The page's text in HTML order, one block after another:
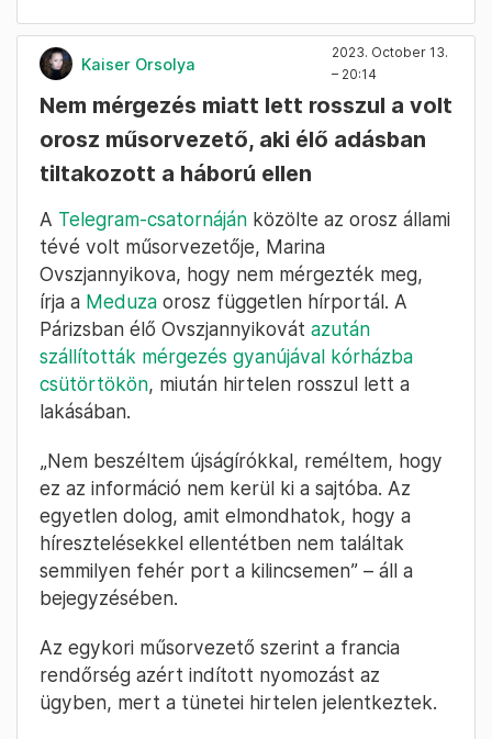
Kaiser Orsolya
2023. October 13.
– 20:14
Nem mérgezés miatt lett rosszul a volt
orosz műsorvezető, aki élő adásban
tiltakozott a háború ellen
A Telegram-csatornáján közölte az orosz állami
tévé volt műsorvezetője, Marina
Ovszjannyikova, hogy nem mérgezték meg,
írja a Meduza orosz független hírportál. A
Párizsban élő Ovszjannyikovát azután
szállították mérgezés gyanújával kórházba
csütörtökön, miután hirtelen rosszul lett a
lakásában.
„Nem beszéltem újságírókkal, reméltem, hogy
ez az információ nem kerül ki a sajtóba. Az
egyetlen dolog, amit elmondhatok, hogy a
híresztelésekkel ellentétben nem találtak
semmilyen fehér port a kilincsemen” – áll a
bejegyzésében.
Az egykori műsorvezető szerint a francia
rendőrség azért indított nyomozást az
ügyben, mert a tünetei hirtelen jelentkeztek.